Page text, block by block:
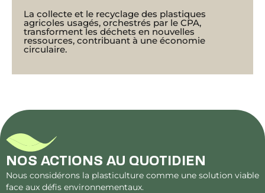
La collecte et le recyclage des plastiques
agricoles usagés, orchestrés par le CPA,
transforment les déchets en nouvelles
ressources, contribuant à une économie
circulaire.
NOS ACTIONS AU QUOTIDIEN
Nous considérons la plasticulture comme une solution viable
face aux défis environnementaux.